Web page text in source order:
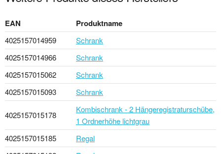
EAN Produktname
4025157014959
Schrank
4025157014966
Schrank
4025157015062
Schrank
4025157015093
Schrank
4025157015178
Kombischrank - 2 Hängeregistraturschübe,
1 Ordnerhöhe lichtgrau
4025157015185
Regal